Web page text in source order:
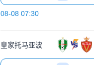
08-08 07:30
皇家托马亚波